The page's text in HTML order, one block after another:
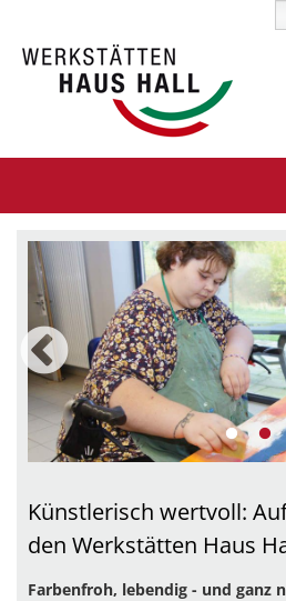
Künstlerisch wertvoll:
den Werkstätten Haus
Farbenfroh, lebendig - und ganz